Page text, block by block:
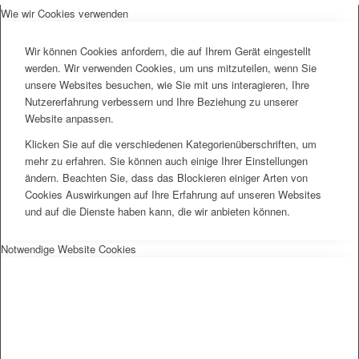
Wie wir Cookies verwenden
Wir können Cookies anfordern, die auf Ihrem Gerät eingestellt
werden. Wir verwenden Cookies, um uns mitzuteilen, wenn Sie
unsere Websites besuchen, wie Sie mit uns interagieren, Ihre
Nutzererfahrung verbessern und Ihre Beziehung zu unserer
Website anpassen.
Klicken Sie auf die verschiedenen Kategorienüberschriften, um
mehr zu erfahren. Sie können auch einige Ihrer Einstellungen
ändern. Beachten Sie, dass das Blockieren einiger Arten von
Cookies Auswirkungen auf Ihre Erfahrung auf unseren Websites
und auf die Dienste haben kann, die wir anbieten können.
Notwendige Website Cookies